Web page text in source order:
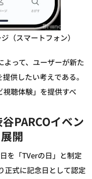
（スマートフォン）
よって、ユーザーが新た
供したい考えである。
聴体験」を提供すべ
PARCOイベン
開
を「TVerの日」と制定
正式に記念日として認定